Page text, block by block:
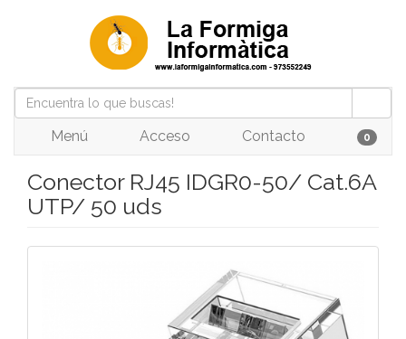
Menú Acceso Contacto 0
Conector RJ45 IDGR0-50/ Cat.6A
UTP/ 50 uds